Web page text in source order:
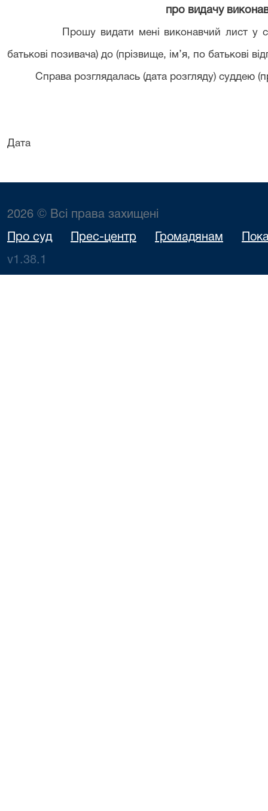
про видачу
Прошу видати мені виконавчий лист у
батькові позивача) до (прізвище, ім’я, по батькові
Справа розглядалась (дата розгляду) суддею
Дата
2026 © Всі права захищені
Про суд Прес-центр Громадянам
v1.38.1